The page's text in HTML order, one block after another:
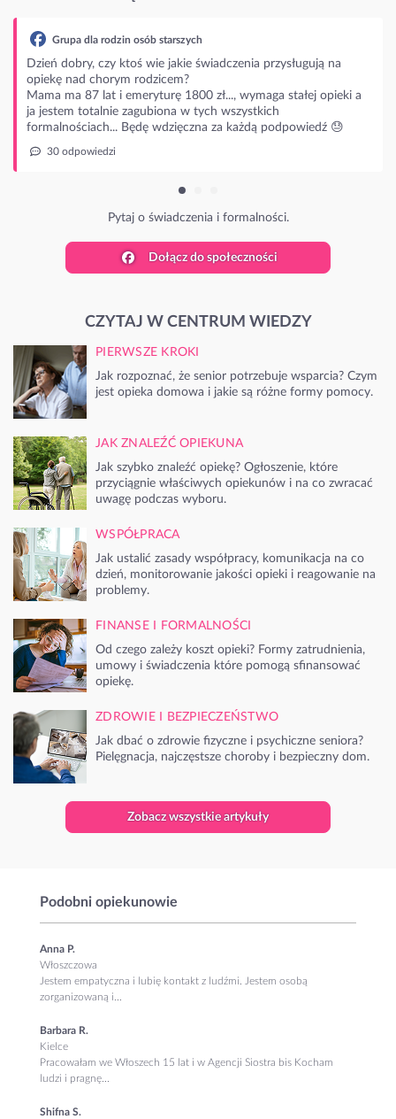
świadczenia przysługują na
1800 zł..., wymaga stałej opieki a
w tych wszystkich
za każdą podpowiedź 😓
i formalności.
Dołącz do społeczności
CZYTAJ W CENTRUM WIEDZY
PIERWSZE KROKI
Jak rozpoznać, że senior potrzebuje wsparcia? Czym
jest opieka domowa i jakie są różne formy pomocy.
JAK ZNALEŹĆ OPIEKUNA
Jak szybko znaleźć opiekę? Ogłoszenie, które
przyciągnie właściwych opiekunów i na co zwracać
uwagę podczas wyboru.
WSPÓŁPRACA
Jak ustalić zasady współpracy, komunikacja na co
dzień, monitorowanie jakości opieki i reagowanie na
problemy.
FINANSE I FORMALNOŚCI
Od czego zależy koszt opieki? Formy zatrudnienia,
umowy i świadczenia które pomogą sfinansować
opiekę.
ZDROWIE I BEZPIECZEŃSTWO
Jak dbać o zdrowie fizyczne i psychiczne seniora?
Pielęgnacja, najczęstsze choroby i bezpieczny dom.
Zobacz wszystkie artykuły
Podobni opiekunowie
Anna P.
Włoszczowa
Jestem empatyczna i lubię kontakt z ludźmi. Jestem osobą
zorganizowaną i...
Barbara R.
Kielce
Pracowałam we Włoszech 15 lat i w Agencji Siostra bis Kocham
ludzi i pragnę...
Shifna S.